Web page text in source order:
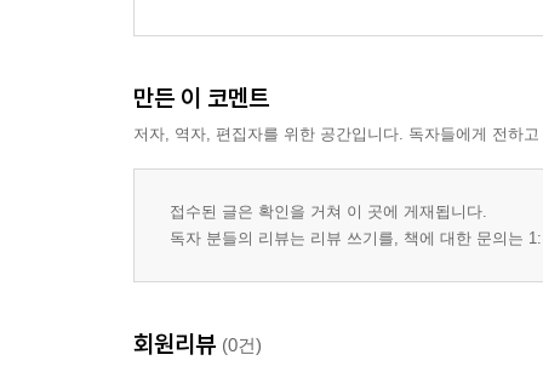
제7장 캐나다의 한인
2. 이주와 정착
3. 인종·민족관계
4. 인구·지리적 특성
6. 언어상황
2. 정책제언
만든 이 코멘트
저자, 역자, 편집자를 위한 공간입니다. 독자들에게 전하
접수된 글은 확인을 거쳐 이 곳에 게재됩니다.
독자 분들의 리뷰는 리뷰 쓰기를, 책에 대한 문의는
회원리뷰 (0건)